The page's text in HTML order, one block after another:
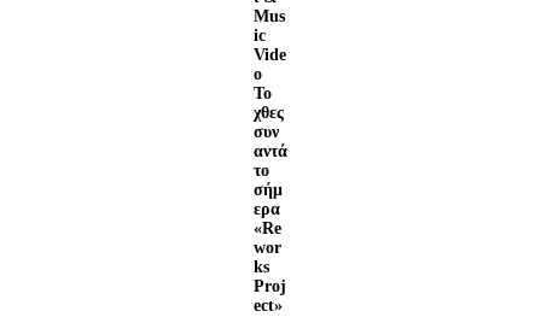
Mus
ic
Vide
o
Το
χθες
συν
αντά
το
σήμ
ερα
«Re
wor
ks
Proj
ect»